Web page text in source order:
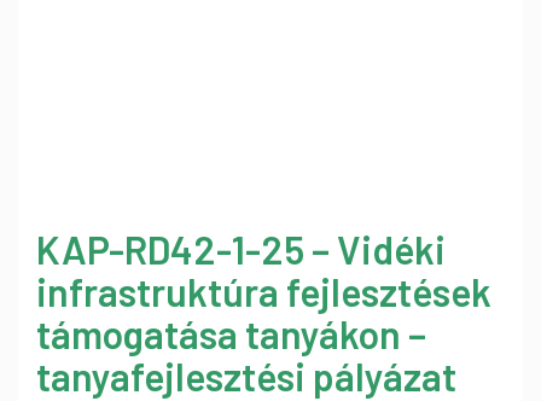
KAP-RD42-1-25 – Vidéki
infrastruktúra fejlesztések
támogatása tanyákon –
tanyafejlesztési pályázat